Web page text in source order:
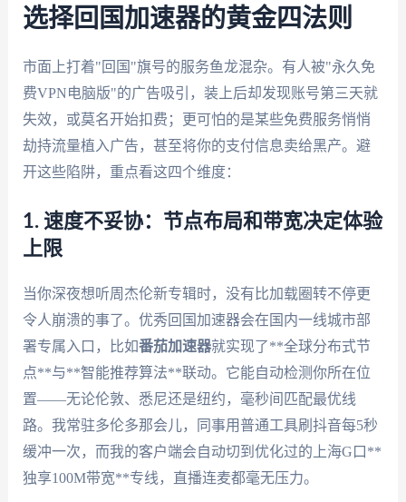
选择回国加速器的黄金四法则
市面上打着"回国"旗号的服务鱼龙混杂。有人被"永久免
费VPN电脑版"的广告吸引，装上后却发现账号第三天就
失效，或莫名开始扣费；更可怕的是某些免费服务悄悄
劫持流量植入广告，甚至将你的支付信息卖给黑产。避
开这些陷阱，重点看这四个维度：
1. 速度不妥协：节点布局和带宽决定体验
上限
当你深夜想听周杰伦新专辑时，没有比加载圈转不停更
令人崩溃的事了。优秀回国加速器会在国内一线城市部
署专属入口，比如番茄加速器就实现了**全球分布式节
点**与**智能推荐算法**联动。它能自动检测你所在位
置——无论伦敦、悉尼还是纽约，毫秒间匹配最优线
路。我常驻多伦多那会儿，同事用普通工具刷抖音每5秒
缓冲一次，而我的客户端会自动切到优化过的上海G口**
独享100M带宽**专线，直播连麦都毫无压力。